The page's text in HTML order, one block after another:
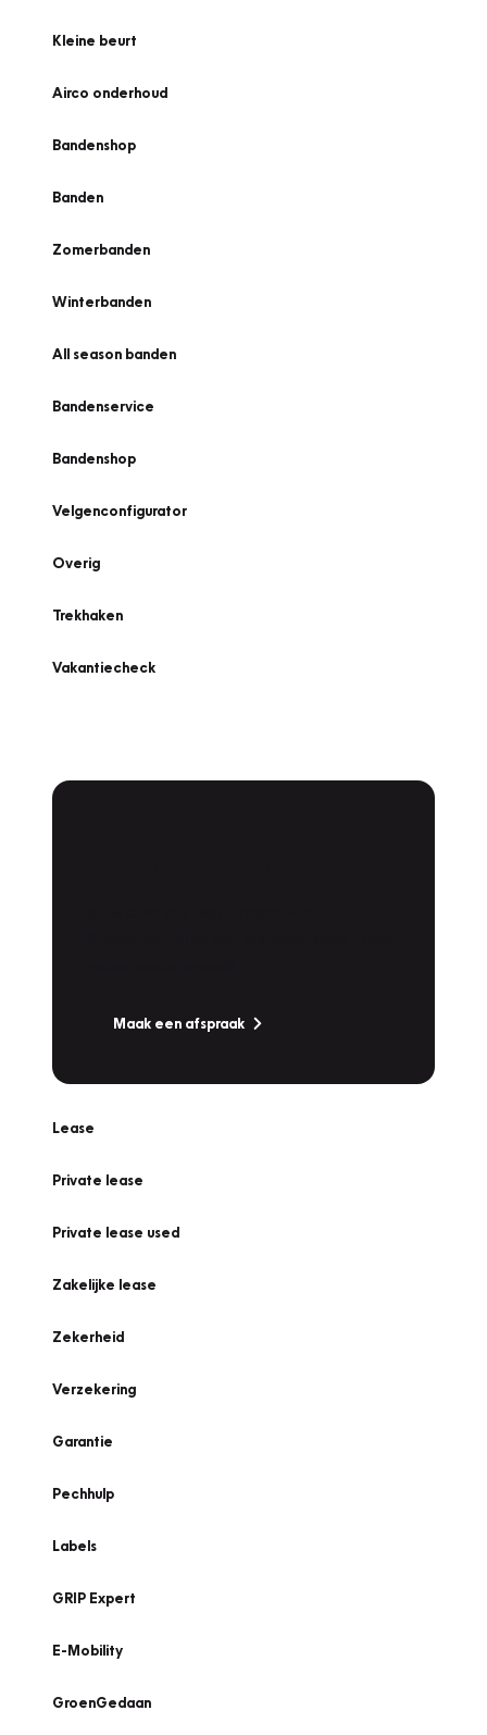
Kleine beurt
Airco onderhoud
Bandenshop
Banden
Zomerbanden
Winterbanden
All season banden
Bandenservice
Bandenshop
Velgenconfigurator
Overig
Trekhaken
Vakantiecheck
Maak een afspraak
Lease
Private lease
Private lease used
Zakelijke lease
Zekerheid
Verzekering
Garantie
Pechhulp
Labels
GRIP Expert
E-Mobility
GroenGedaan